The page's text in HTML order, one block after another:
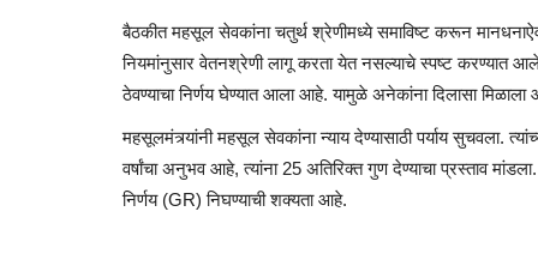
बैठकीत महसूल सेवकांनाचतुर्थश्रेणीमध्ये समाविष्ट करून
नियमांनुसारवेतनश्रेणी लागू करता येत नसल्याचे स्पष्ट करण्यात आले.
ठेवण्याचा निर्णय घेण्यात आला आहे. यामुळे अनेकांना दिलासा मिळाला
महसूलमंत्र्यांनीमहसूल सेवकांना न्याय देण्यासाठी पर्याय सुचवला.
वर्षांचा अनुभव आहे, त्यांना 25 अतिरिक्त गुण देण्याचा प्रस्ताव मांडला.
निर्णय (GR)निघण्याची शक्यता आहे.